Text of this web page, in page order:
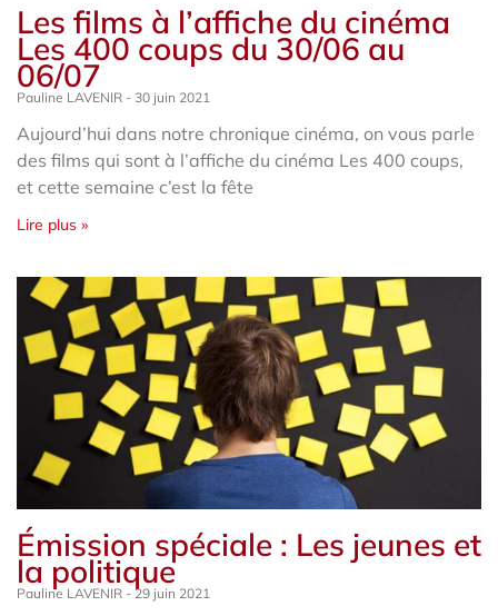
Les films à l’affiche du cinéma
Les 400 coups du 30/06 au
06/07
Pauline LAVENIR 30 juin 2021
Aujourd’hui dans notre chronique cinéma, on vous parle
des films qui sont à l’affiche du cinéma Les 400 coups,
et cette semaine c’est la fête
Lire plus »
Émission spéciale : Les jeunes et
la politique
Pauline LAVENIR 29 juin 2021